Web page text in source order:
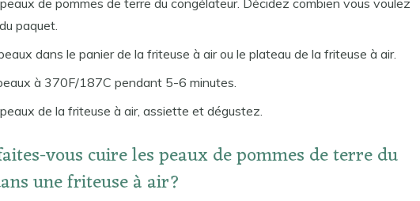
paquet.
dans le panier de la friteuse à air ou le plateau de la friteuse à air.
à 370F/187C pendant 5-6 minutes.
de la friteuse à air, assiette et dégustez.
vous cuire les peaux de pommes de terre du
une friteuse à air?